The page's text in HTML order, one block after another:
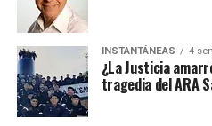
INSTANTÁNEAS 4
¿La Justicia
tragedia del ARA